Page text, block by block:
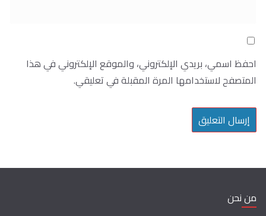
احفظ اسمي، بريدي الإلكتروني، والموقع الإلكتروني في هذا
المتصفح لاستخدامها المرة المقبلة في تعليقي.
من نحن